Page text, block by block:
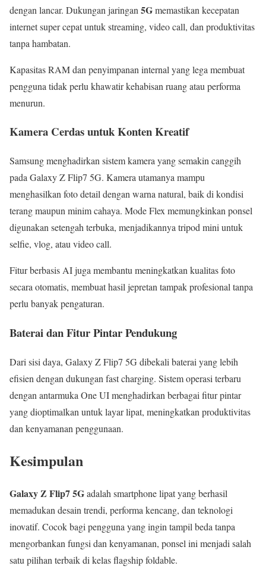
dengan lancar. Dukungan jaringan 5Gmemastikan kecepatan
internet super cepat untuk streaming, video call, dan produktivitas
tanpa hambatan.
Kapasitas RAM dan penyimpanan internal yang lega membuat
pengguna tidak perlu khawatir kehabisan ruang atau performa
menurun.
Kamera Cerdas untuk Konten Kreatif
Samsung menghadirkan sistem kamera yang semakin canggih
pada Galaxy Z Flip7 5G. Kamera utamanya mampu
menghasilkan foto detail dengan warna natural, baik di kondisi
terang maupun minim cahaya. Mode Flex memungkinkan ponsel
digunakan setengah terbuka, menjadikannya tripod mini untuk
selfie, vlog, atau video call.
Fitur berbasis AI juga membantu meningkatkan kualitas foto
secara otomatis, membuat hasil jepretan tampak profesional tanpa
perlu banyak pengaturan.
Baterai dan Fitur Pintar Pendukung
Dari sisi daya, Galaxy Z Flip7 5G dibekali baterai yang lebih
efisien dengan dukungan fast charging. Sistem operasi terbaru
dengan antarmuka One UI menghadirkan berbagai fitur pintar
yang dioptimalkan untuk layar lipat, meningkatkan produktivitas
dan kenyamanan penggunaan.
Kesimpulan
Galaxy Z Flip7 5Gadalah smartphone lipat yang berhasil
memadukan desain trendi, performa kencang, dan teknologi
inovatif. Cocok bagi pengguna yang ingin tampil beda tanpa
mengorbankan fungsi dan kenyamanan, ponsel ini menjadi salah
satu pilihan terbaik di kelas flagship foldable.